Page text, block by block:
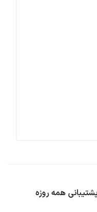
همه روزه